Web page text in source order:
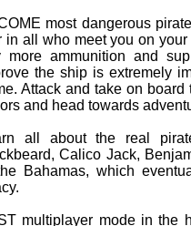
most dangerous
in all who meet you on
more ammunition and
the ship is extremely
Attack and take on
and head towards
all about the real
Calico Jack,
Bahamas, which
multiplayer mode in the